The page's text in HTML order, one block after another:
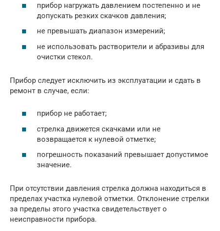
прибор нагружать давлением постепенно и не
допускать резких скачков давления;
не превышать диапазон измерений;
не использовать растворители и абразивы для
очистки стекол.
Прибор следует исключить из эксплуатации и сдать в
ремонт в случае, если:
прибор не работает;
стрелка движется скачками или не
возвращается к нулевой отметке;
погрешность показаний превышает допустимое
значение.
При отсутствии давления стрелка должна находиться в
пределах участка нулевой отметки. Отклонение стрелки
за пределы этого участка свидетельствует о
неисправности прибора.